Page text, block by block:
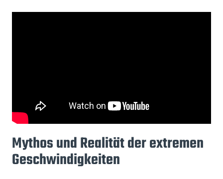
Mythos und Realität der extremen
Geschwindigkeiten